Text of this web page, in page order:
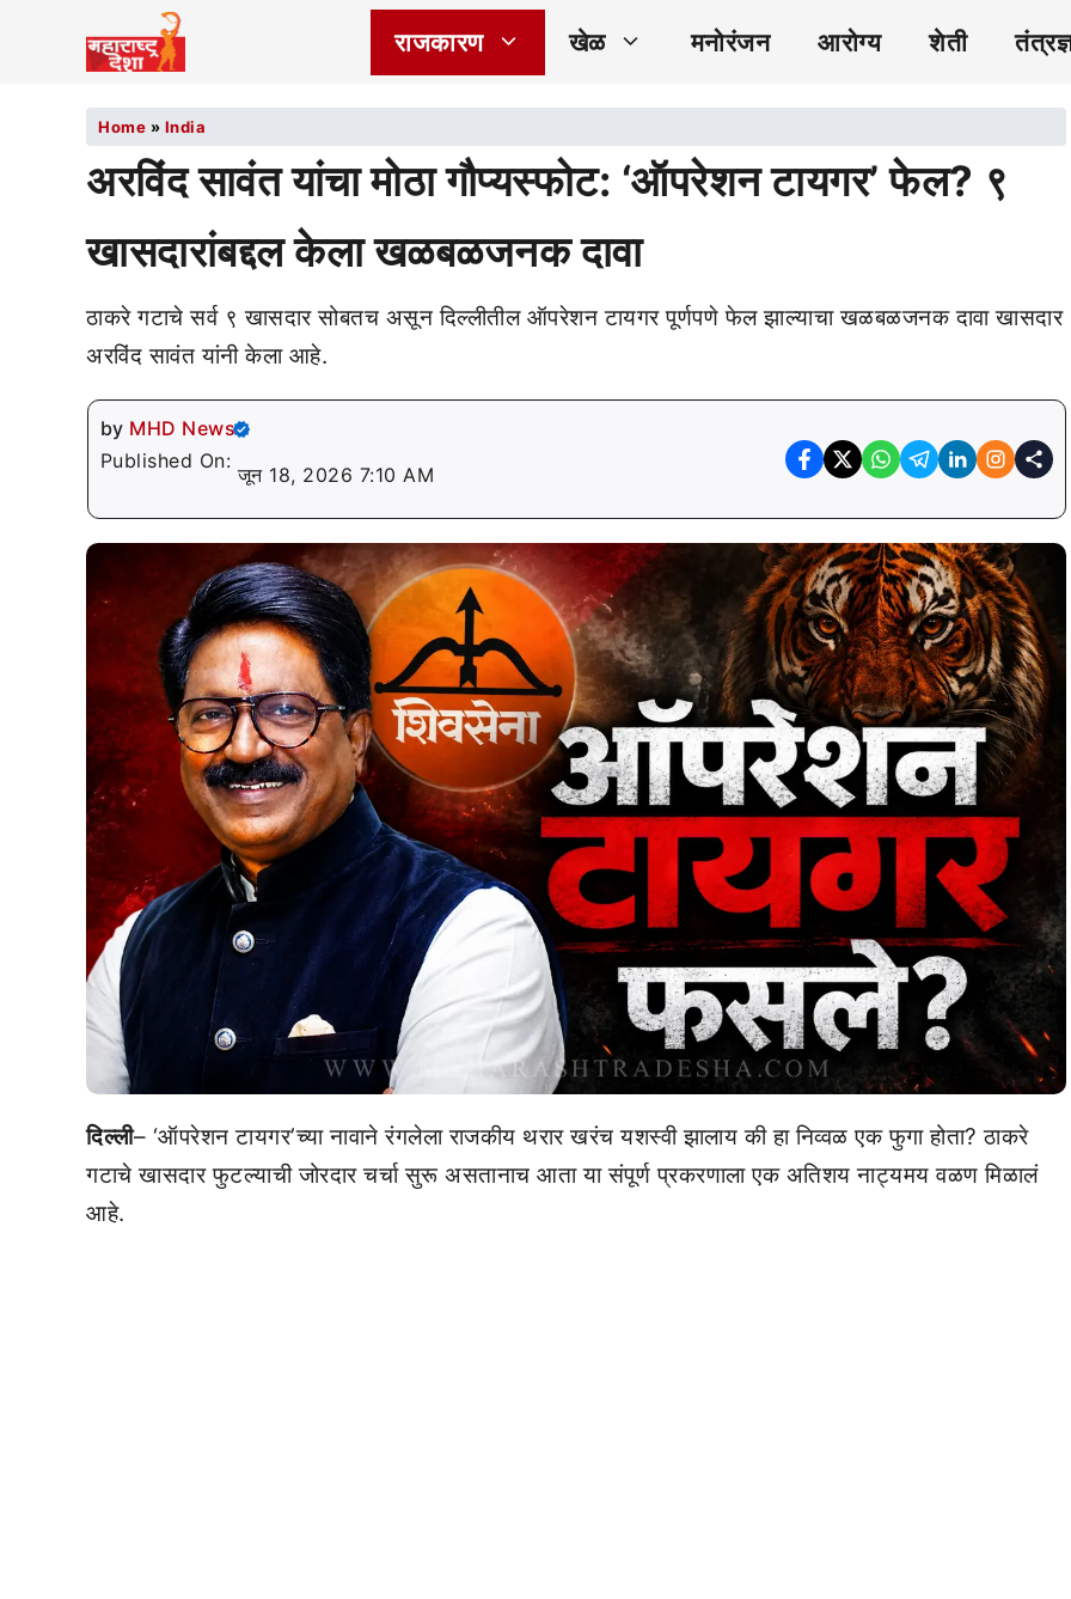
राजकारण खेळ मनोरंजन आरोग्य शेती
Home » India
अरविंद सावंत यांचा मोठा गौप्यस्फोट: ‘ऑपरेशन टायगर’ फेल? ९
खासदारांबद्दल केला खळबळजनक दावा
ठाकरे गटाचे सर्व ९ खासदार सोबतच असून दिल्लीतील ऑपरेशन टायगर पूर्णपणे फेल झाल्याचा खळबळजनक दावा खासदार
अरविंद सावंत यांनी केला आहे.
by MHD News
Published On:
जून 18, 2026 7:10 AM
दिल्ली– ‘ऑपरेशन टायगर’च्या नावाने रंगलेला राजकीय थरार खरंच यशस्वी झालाय की हा निव्वळ एक फुगा होता? ठाकरे
गटाचे खासदार फुटल्याची जोरदार चर्चा सुरू असतानाच आता या संपूर्ण प्रकरणाला एक अतिशय नाट्यमय वळण मिळालं
आहे.